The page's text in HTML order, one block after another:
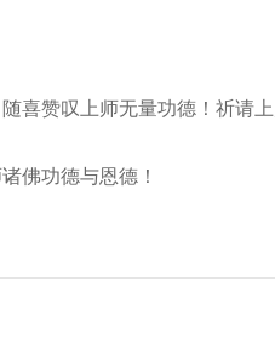
喜赞叹上师无量功德！祈请
佛功德与恩德！